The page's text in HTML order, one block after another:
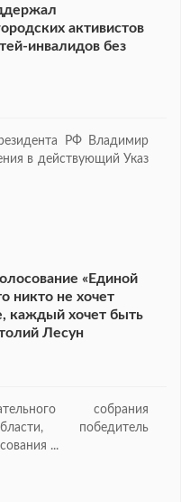
активистов
инвалидов без
РФ Владимир
в действующий Указ
«Единой
никто не хочет
каждый хочет быть
Лесун
собрания
победитель
...